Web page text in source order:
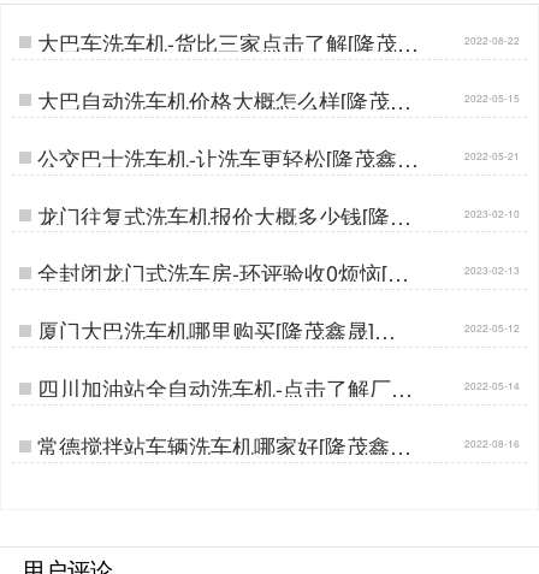
大巴车洗车机-货比三家点击了解[隆茂鑫
晟]…
2022-08-22
大巴自动洗车机价格大概怎么样[隆茂鑫
晟]…
2022-05-15
公交巴士洗车机-让洗车更轻松[隆茂鑫
晟]…
2022-05-21
龙门往复式洗车机报价大概多少钱[隆茂
鑫晟]…
2023-02-10
全封闭龙门式洗车房-环评验收0烦恼[隆
茂鑫晟]…
2023-02-13
厦门大巴洗车机哪里购买[隆茂鑫晟]… 2022-05-12
四川加油站全自动洗车机-点击了解厂家
[隆茂鑫晟]…
2022-05-14
常德搅拌站车辆洗车机哪家好[隆茂鑫晟]
…
2022-08-16